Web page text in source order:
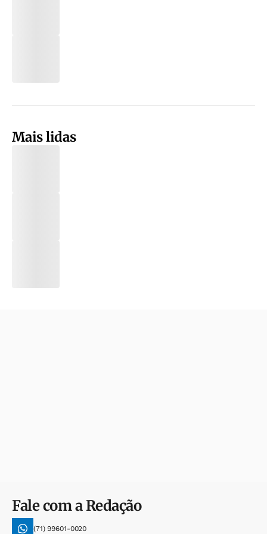
Mais lidas
Fale com a Redação
(71) 99601-0020